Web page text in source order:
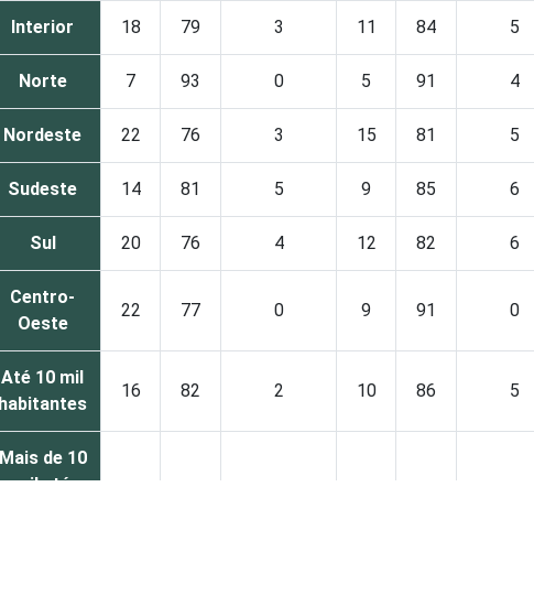
Interior 18 79 3 11 84 5
Norte 7 93 0 5 91 4
Nordeste 22 76 3 15 81 5
Sudeste 14 81 5 9 85 6
Sul 20 76 4 12 82 6
Centro-
Oeste
22 77 0 9 91 0
Até 10 mil
habitantes
16 82 2 10 86 5
Mais de 10
mil até